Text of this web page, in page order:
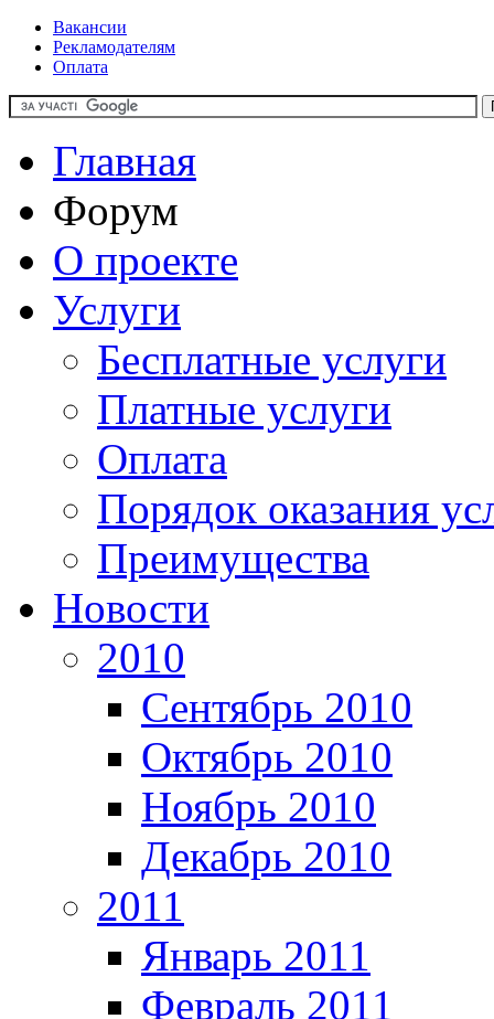
Вакансии
Рекламодателям
Оплата
Главная
Форум
О проекте
Услуги
Бесплатные услуги
Платные услуги
Оплата
Порядок оказания
Преимущества
Новости
2010
Сентябрь 2010
Октябрь 2010
Ноябрь 2010
Декабрь 2010
2011
Январь 2011
Февраль 2011